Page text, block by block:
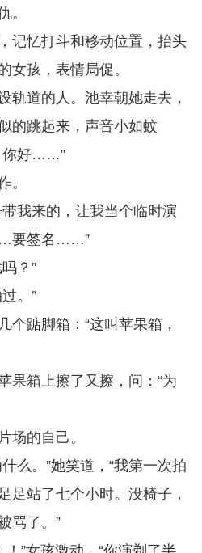
。
记忆打斗和移动位置，抬头
女孩，表情局促。
轨道的人。池幸朝她走去，
的跳起来，声音小如蚊
你好……”
。
我来的，让我当个临时演
要签名……”
？”
。”
个踮脚箱：“这叫苹果箱，
果箱上擦了又擦，问：“为
场的自己。
么。”她笑道，“我第一次拍
足站了七个小时。没椅子，
骂了。”